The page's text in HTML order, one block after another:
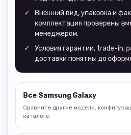
Внешний вид, упаковка и
комплектация проверены
менеджером.
Условия гарантии, trade-in,
доставки понятны до
Все Samsung Galaxy
Сравните другие модели,
каталоге.